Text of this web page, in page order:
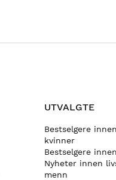
UTVALGTE
Bestselgere
kvinner
Bestselgere
Nyheter innen
menn